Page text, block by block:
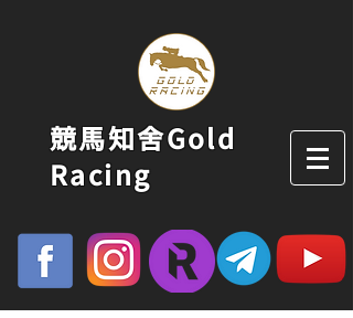
競馬知舍Gold
Racing